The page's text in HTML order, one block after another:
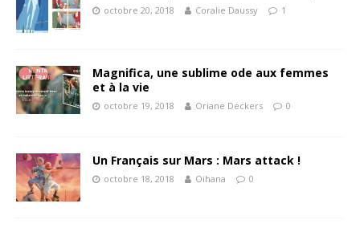
octobre 20, 2018 Coralie Daussy 1
Magnifica, une sublime ode aux femmes
et à la vie
octobre 19, 2018 Oriane Deckers 0
Un Français sur Mars : Mars attack !
octobre 18, 2018 Oihana 0